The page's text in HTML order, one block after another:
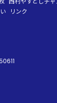
リンク